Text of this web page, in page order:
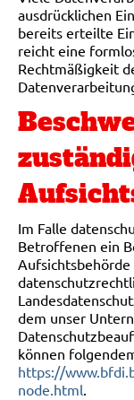
ausdrücklichen
bereits erteilte
reicht eine
Rechtmäßigkeit
Im Falle
Betroffenen ein
dem unser
können
https://
node.html.